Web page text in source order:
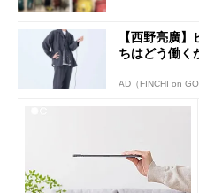
【西野亮廣
ちはどう働く
AD（FINCHI on